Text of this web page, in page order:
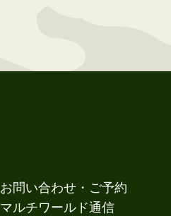
お問い合わせ・ご予約
マルチワールド通信